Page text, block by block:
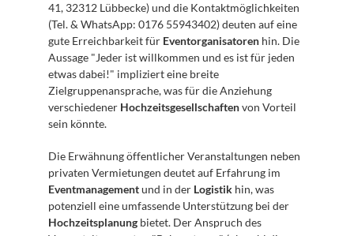
41, 32312 Lübbecke) und die Kontaktmöglichkeiten
(Tel. & WhatsApp: 0176 55943402) deuten auf eine
gute Erreichbarkeit für Eventorganisatoren hin. Die
Aussage "Jeder ist willkommen und es ist für jeden
etwas dabei!" impliziert eine breite
Zielgruppenansprache, was für die Anziehung
verschiedener Hochzeitsgesellschaften von Vorteil
sein könnte.
Die Erwähnung öffentlicher Veranstaltungen neben
Eventmanagement und in der Logistik hin, was
Hochzeitsplanung bietet. Der Anspruch des